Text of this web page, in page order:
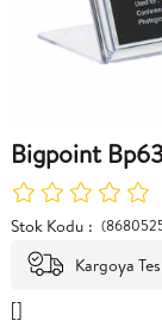
Bigpoint
Stok Kodu
Kargoya
[]